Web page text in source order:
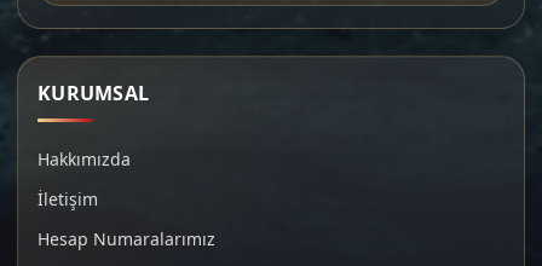
KURUMSAL
Hakkımızda
İletişim
Hesap Numaralarımız